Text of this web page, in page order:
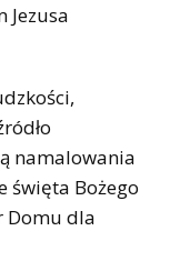
Jezusa
namalowania
święta Bożego
Domu dla